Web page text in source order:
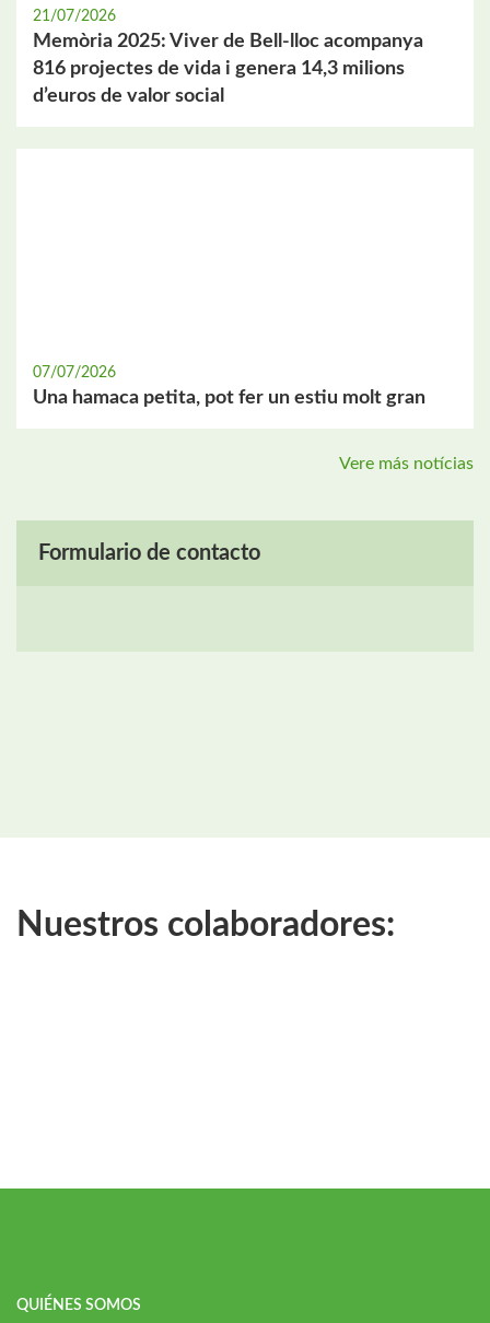
21/07/2026
Memòria 2025: Viver de Bell-lloc acompanya
816 projectes de vida i genera 14,3 milions
d’euros de valor social
07/07/2026
Una hamaca petita, pot fer un estiu molt gran
Vere más notícias
Formulario de contacto
Nuestros colaboradores:
QUIÉNES SOMOS